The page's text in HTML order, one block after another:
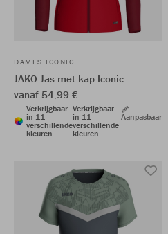
DAMES ICONIC
JAKO Jas met kap Iconic
vanaf 54,99 €
Verkrijgbaar
in 11
verschillende
kleuren
Verkrijgbaar
in 11
verschillende
kleuren
Aanpasbaar